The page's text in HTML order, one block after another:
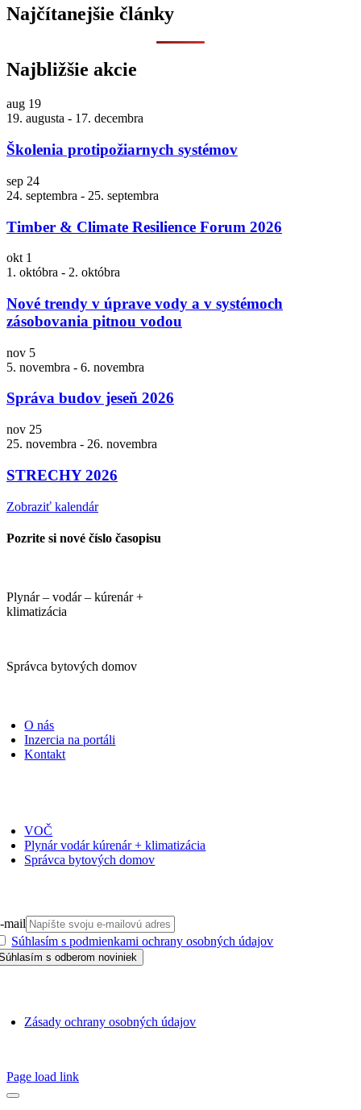
Najčítanejšie články
Najbližšie akcie
aug 19
19. augusta - 17. decembra
Školenia protipožiarnych systémov
sep 24
24. septembra - 25. septembra
Timber & Climate Resilience Forum 2026
okt 1
1. októbra - 2. októbra
Nové trendy v úprave vody a v systémoch
zásobovania pitnou vodou
nov 5
5. novembra - 6. novembra
Správa budov jeseň 2026
nov 25
25. novembra - 26. novembra
STRECHY 2026
Zobraziť kalendár
Pozrite si nové číslo časopisu
Plynár – vodár – kúrenár +
klimatizácia
Správca bytových domov
O nás
Inzercia na portáli
Kontakt
VOČ
Plynár vodár kúrenár + klimatizácia
Správca bytových domov
mail
Súhlasím s podmienkami ochrany osobných údajov
Zásady ochrany osobných údajov
Page load link